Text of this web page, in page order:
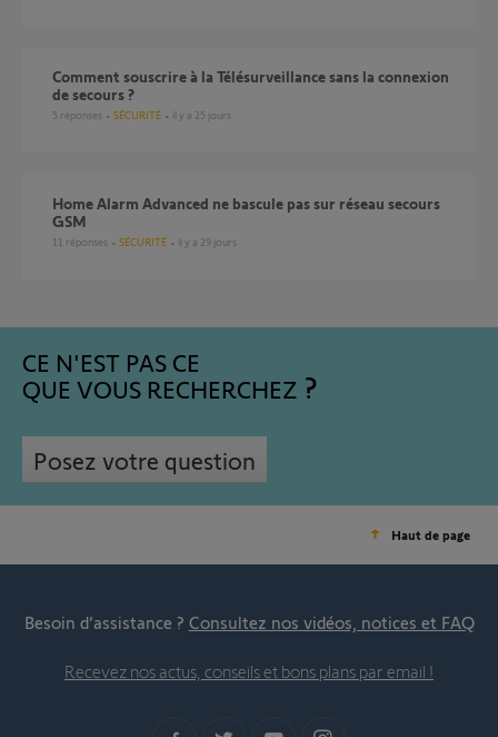
Comment souscrire à la Télésurveillance sans la connexion
de secours ?
5 réponses SÉCURITÉ il y a 25 jours
Home Alarm Advanced ne bascule pas sur réseau secours
GSM
11 réponses SÉCURITÉ il y a 29 jours
CE N'EST PAS CE
QUE VOUS RECHERCHEZ
Posez votre question
Haut de page
Besoin d’assistance ? Consultez nos vidéos, notices et FAQ
Recevez nos actus, conseils et bons plans par email !